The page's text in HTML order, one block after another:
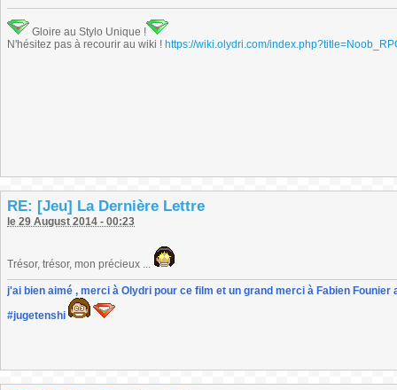
Gloire au Stylo Unique !
N'hésitez pas à recourir au wiki ! https://wiki.olydri.com/
RE: [Jeu] La Dernière Lettre
le 29 August 2014 - 00:23
Trésor, trésor, mon précieux ...
j'ai bien aimé , merci à Olydri pour ce film et un grand merci à Fabien
#jugetenshi